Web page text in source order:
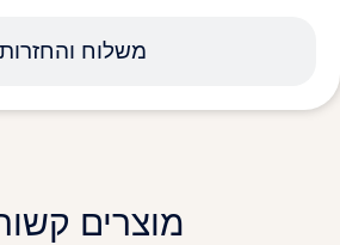
משלוח והחזרות
מוצרים